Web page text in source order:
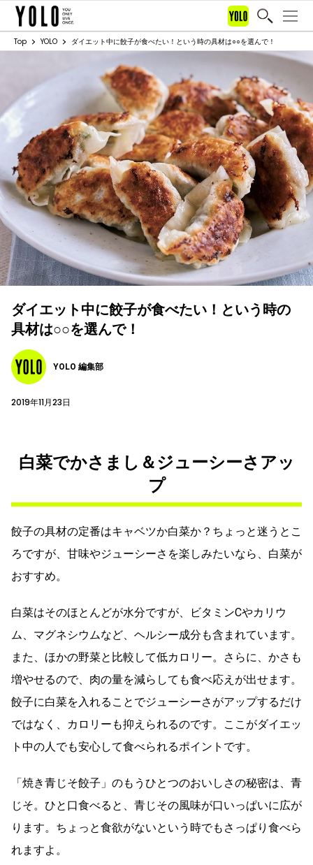
Top YOLO ダイエット中に餃子が食べたい！という時の具材は○○を選んで！
ダイエット中に餃子が食べたい！という時の
具材は○○を選んで！
YOLO 編集部
2019年11月23日
白菜でかさまし＆ジューシーさアッ
プ
餃子の具材の定番はキャベツか白菜か？ちょっと迷うとこ
ろですが、甘味やジューシーさを楽しみたいなら、白菜が
おすすめ。
白菜はそのほとんどが水分ですが、ビタミンCやカリウ
ム、マグネシウムなど、ヘルシー成分も含まれています。
また、ほかの野菜と比較して低カロリー。さらに、かさも
増やせるので、肉の量を減らしても食べ応えが出せます。
餃子に白菜を入れることでジューシーさがアップするだけ
ではなく、カロリーも抑えられるのです。ここがダイエッ
ト中の人でも安心して食べられるポイントです。
「焼き青じそ餃子」のもうひとつのおいしさの秘密は、青
じそ。ひと口食べると、青じその風味が口いっぱいに広が
ります。ちょっと食欲がないという時でもさっぱり食べら
れますよ。